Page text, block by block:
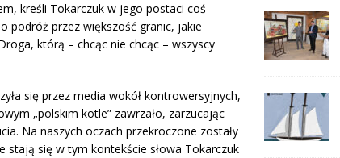
kreśli Tokarczuk w jego postaci coś
podróż przez większość granic, jakie
którą – chcąc nie chcąc – wszyscy
się przez media wokół kontrowersyjnych,
„polskim kotle” zawrzało, zarzucając
Na naszych oczach przekroczone zostały
stają się w tym kontekście słowa Tokarczuk